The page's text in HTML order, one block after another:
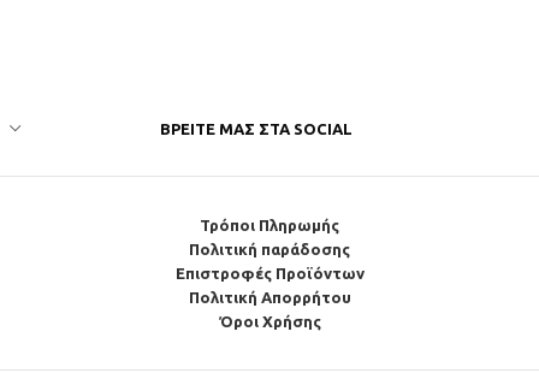
ΒΡΕΊΤΕ ΜΑΣ ΣΤΑ SOCIAL
Τρόποι Πληρωμής
Πολιτική παράδοσης
Επιστροφές Προϊόντων
Πολιτική Απορρήτου
Όροι Χρήσης